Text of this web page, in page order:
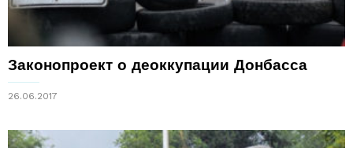
Законопроект о деоккупации Донбасса
26.06.2017